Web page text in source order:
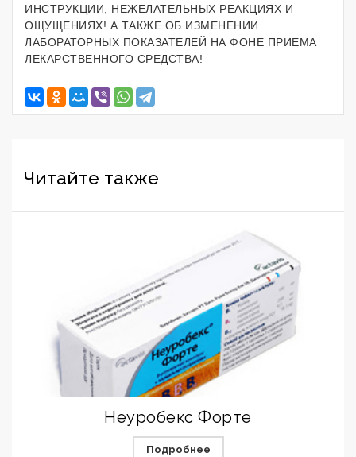
ИНСТРУКЦИИ, НЕЖЕЛАТЕЛЬНЫХ РЕАКЦИЯХ И
ОЩУЩЕНИЯХ! А ТАКЖЕ ОБ ИЗМЕНЕНИИ
ЛАБОРАТОРНЫХ ПОКАЗАТЕЛЕЙ НА ФОНЕ ПРИЕМА
ЛЕКАРСТВЕННОГО СРЕДСТВА!
Читайте также
Неуробекс Форте
Подробнее